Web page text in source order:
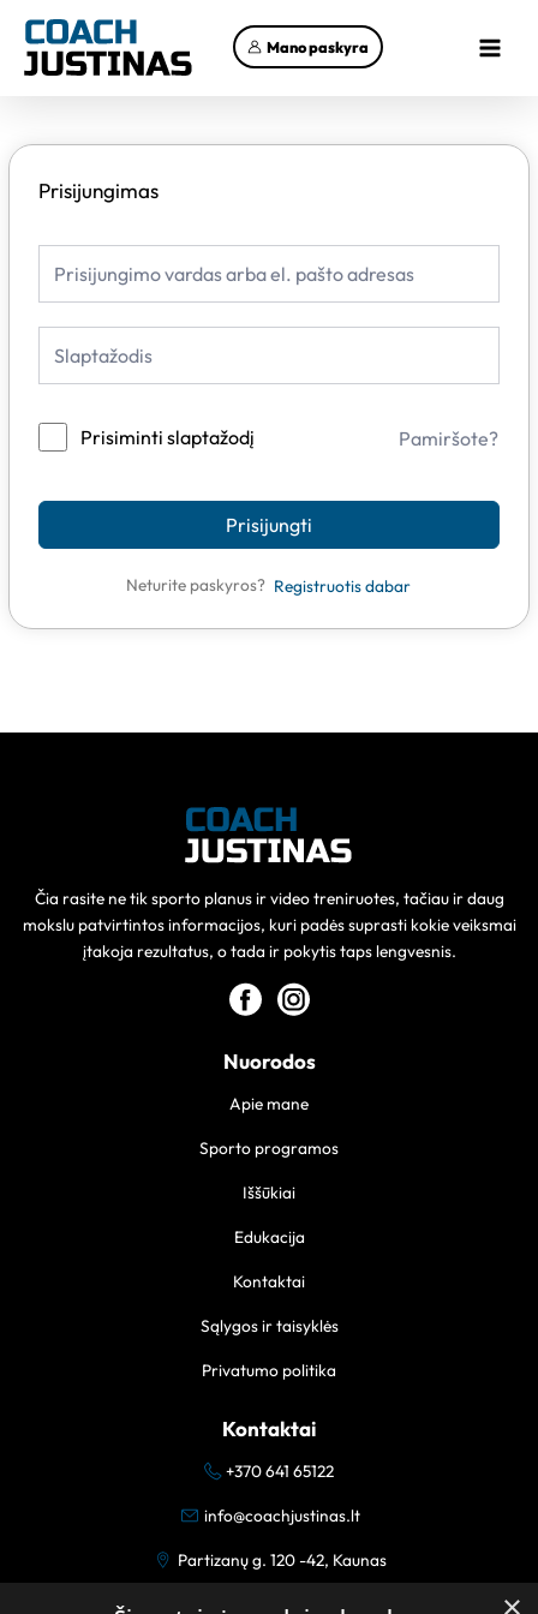
prie
turinio
Mano paskyra
Menu
Prisijungimas
Prisiminti slaptažodį Pamiršote?
Prisijungti
Neturite paskyros? Registruotis dabar
Čia rasite ne tik sporto planus ir video treniruotes, tačiau ir daug
mokslu patvirtintos informacijos, kuri padės suprasti kokie veiksmai
įtakoja rezultatus, o tada ir pokytis taps lengvesnis.
Nuorodos
Apie mane
Sporto programos
Iššūkiai
Edukacija
Kontaktai
Sąlygos ir taisyklės
Privatumo politika
Kontaktai
+370 641 65122
info@coachjustinas.lt
Partizanų g. 120 -42, Kaunas